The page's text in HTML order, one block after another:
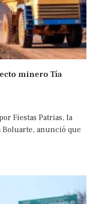
minero Tía
Fiestas Patrias, la
anunció que